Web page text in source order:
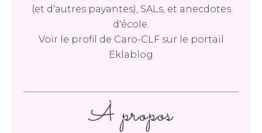
(et d'autres payantes), SALs, et anecdotes
d'école.
Voir le profil de Caro-CLFsur le portail
Eklablog
À propos